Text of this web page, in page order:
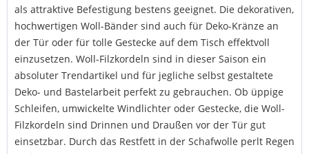
als attraktive Befestigung bestens geeignet. Die dekorativen,
hochwertigen Woll-Bänder sind auch für Deko-Kränze an
der Tür oder für tolle Gestecke auf dem Tisch effektvoll
einzusetzen. Woll-Filzkordeln sind in dieser Saison ein
absoluter Trendartikel und für jegliche selbst gestaltete
Deko- und Bastelarbeit perfekt zu gebrauchen. Ob üppige
Schleifen, umwickelte Windlichter oder Gestecke, die Woll-
Filzkordeln sind Drinnen und Draußen vor der Tür gut
einsetzbar. Durch das Restfett in der Schafwolle perlt Regen